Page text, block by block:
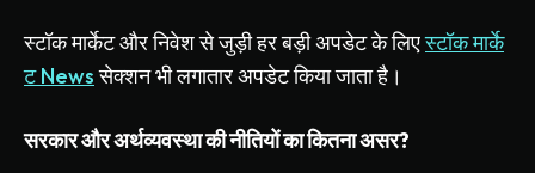
स्टॉकमार्केटऔरनिवेशसेजुड़ीहरबड़ीअपडेटकेलिएस्टॉकमार्के
टNews सेक्शनभीलगातारअपडेटकियाजाताहै।
सरकारऔरअर्थव्यवस्थाकीनीतियोंकाकितनाअसर?